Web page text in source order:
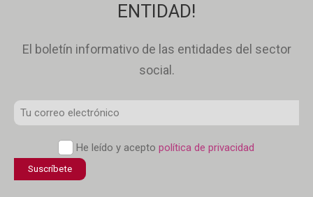
ENTIDAD!
El boletín informativo de las entidades del sector
social.
*
Política
He leído y acepto política de privacidad